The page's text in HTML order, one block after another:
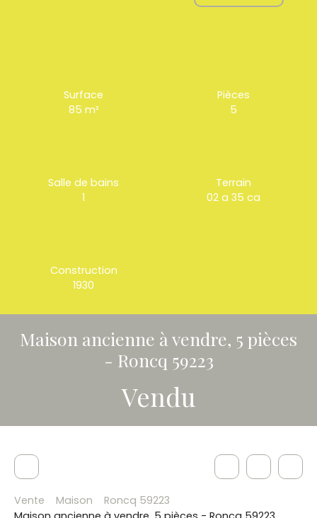
Surface
85 m²
Pièces
5
Salle de bains
1
Terrain
02 a 35 ca
Construction
1930
Maison ancienne à vendre, 5 pièces
- Roncq 59223
Vendu
Vente Maison
Roncq 59223